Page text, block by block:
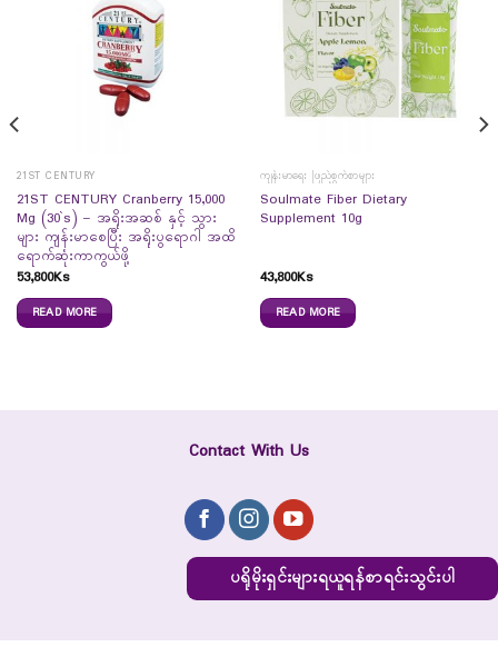
21ST CENTURY
21ST CENTURY Cranberry 15,000
Mg (30`s) – အရိုးအဆစ် နှင့် သွား
များ ကျန်းမာစေပြီး အရိုးပွရောဂါ အထိ
ရောက်ဆုံးကာကွယ်ဖို့
53,800Ks
READ MORE
ကျန်းမာရေး ဖြည့်စွက်စာများ
Soulmate Fiber Dietary
Supplement 10g
43,800Ks
READ MORE
Contact With Us
ပရိုမိုးရှင်းများရယူရန်စာရင်းသွင်းပါ